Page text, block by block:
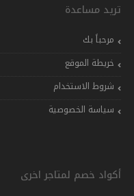
تريد مساعدة
مرحباً بك
خريطة الموقع
شروط الاستخدام
سياسة الخصوصية
أكواد خصم لمتاجر اخرى